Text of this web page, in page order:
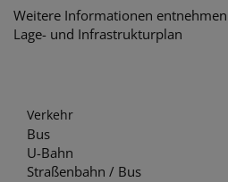
Weitere Informationen
Lage- und Infrastrukturplan
Verkehr
Bus
U-Bahn
Straßenbahn / Bus